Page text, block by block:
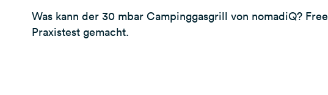
Was kann der 30 mbar Campinggasgrill von nomadiQ?
Praxistest gemacht.